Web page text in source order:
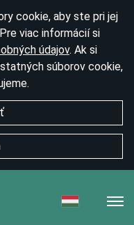
cookie, aby ste pri jej
viac informácií si
údajov. Ak si
súborov cookie,